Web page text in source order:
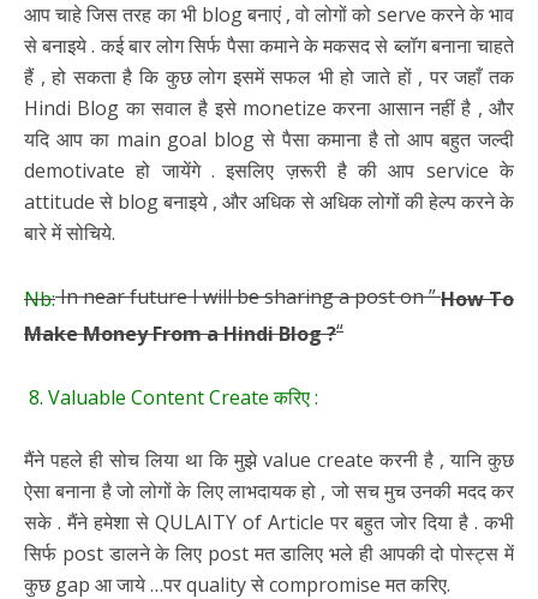
आप चाहे जिस तरह का भी blog बनाएं , वो लोगों को serve करने के भाव
से बनाइये . कई बार लोग सिर्फ पैसा कमाने के मकसद से ब्लॉग बनाना चाहते
हैं , हो सकता है कि कुछ लोग इसमें सफल भी हो जाते हों , पर जहाँ तक
Hindi Blog का सवाल है इसे monetize करना आसान नहीं है , और
यदि आप का main goal blog से पैसा कमाना है तो आप बहुत जल्दी
demotivate हो जायेंगे . इसलिए ज़रूरी है की आप service के
attitude से blog बनाइये , और अधिक से अधिक लोगों की हेल्प करने के
बारे में सोचिये.
Nb:In near future I will be sharing a post on ”How To
Make Money From a Hindi Blog ?“
8. Valuable Content Create करिए :
मैंने पहले ही सोच लिया था कि मुझे value create करनी है , यानि कुछ
ऐसा बनाना है जो लोगों के लिए लाभदायक हो , जो सच मुच उनकी मदद कर
सके . मैंने हमेशा से QULAITY of Article पर बहुत जोर दिया है . कभी
सिर्फ post डालने के लिए post मत डालिए भले ही आपकी दो पोस्ट्स में
कुछ gap आ जाये …पर quality से compromise मत करिए.